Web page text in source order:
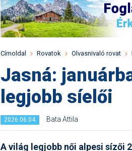
Síbérletárak
Toplista
Időjárás
Havazás
Webkamerák
Fotók
Címoldal Rovatok Olvasnivaló rovat
Jasná:
legjobb síelői
2026.06.04. Bata Attila
A világ legjobb női alpesi sízői